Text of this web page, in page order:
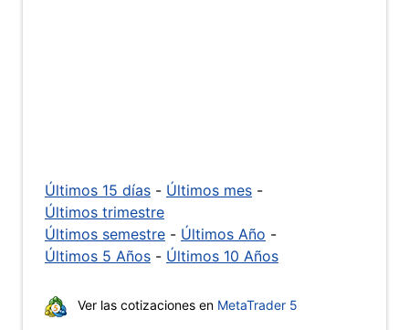
Últimos 15 días - Últimos mes -
Últimos trimestre
Últimos semestre - Últimos Año -
Últimos 5 Años - Últimos 10 Años
Ver las cotizaciones en MetaTrader 5